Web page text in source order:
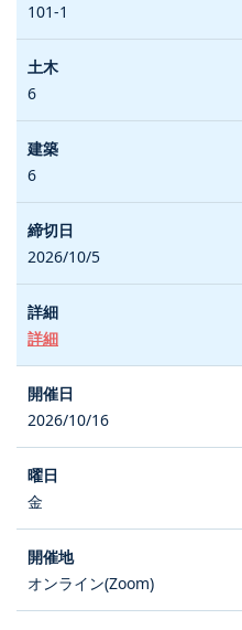
101-1
6
6
2026/10/5
詳細
2026/10/16
金
オンライン(Zoom)